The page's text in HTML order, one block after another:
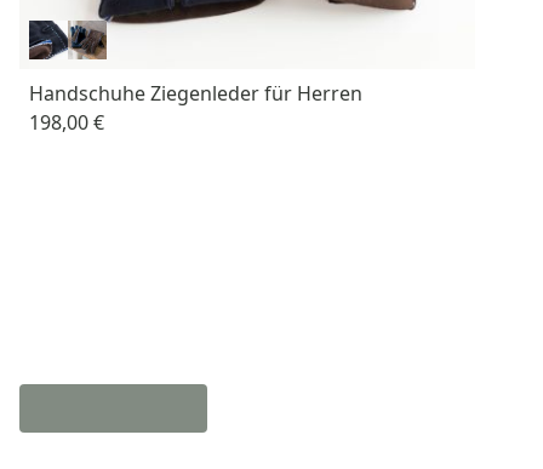
Handschuhe Ziegenleder für Herren
198,00 €